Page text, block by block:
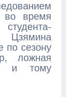
во время
Цзямина
по сезону
ложная
и тому